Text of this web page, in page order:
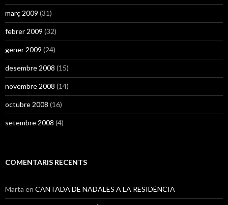
març 2009 (31)
febrer 2009 (32)
gener 2009 (24)
desembre 2008 (15)
novembre 2008 (14)
octubre 2008 (16)
setembre 2008 (4)
COMENTARIS RECENTS
Marta en CANTADA DE NADALES A LA RESIDÈNCIA